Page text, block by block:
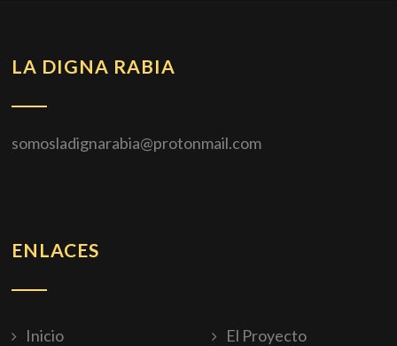
LA DIGNA RABIA
somosladignarabia@protonmail.com
ENLACES
Inicio
El Proyecto